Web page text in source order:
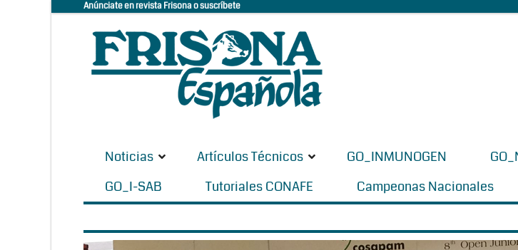
Anúnciate en revista Frisona o suscríbete
Noticias Artículos Técnicos GO_INMUNOGEN
GO_I-SAB
Tutoriales CONAFE Campeonas Nacionales